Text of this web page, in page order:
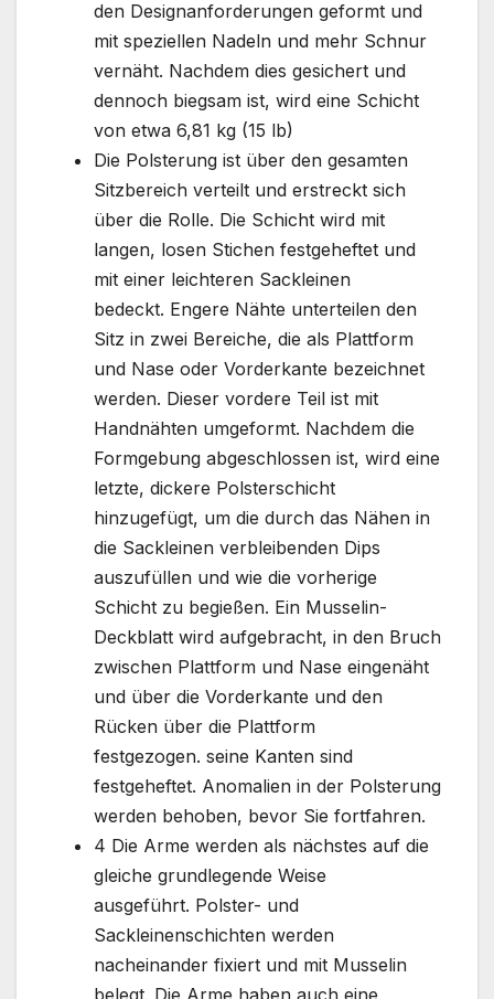
den Designanforderungen geformt und
mit speziellen Nadeln und mehr Schnur
vernäht. Nachdem dies gesichert und
dennoch biegsam ist, wird eine Schicht
von etwa 6,81 kg (15 lb)
Die Polsterung ist über den gesamten
Sitzbereich verteilt und erstreckt sich
über die Rolle. Die Schicht wird mit
langen, losen Stichen festgeheftet und
mit einer leichteren Sackleinen
bedeckt. Engere Nähte unterteilen den
Sitz in zwei Bereiche, die als Plattform
und Nase oder Vorderkante bezeichnet
werden. Dieser vordere Teil ist mit
Handnähten umgeformt. Nachdem die
Formgebung abgeschlossen ist, wird eine
letzte, dickere Polsterschicht
hinzugefügt, um die durch das Nähen in
die Sackleinen verbleibenden Dips
auszufüllen und wie die vorherige
Schicht zu begießen. Ein Musselin-
Deckblatt wird aufgebracht, in den Bruch
zwischen Plattform und Nase eingenäht
und über die Vorderkante und den
Rücken über die Plattform
festgezogen. seine Kanten sind
festgeheftet. Anomalien in der Polsterung
werden behoben, bevor Sie fortfahren.
4 Die Arme werden als nächstes auf die
gleiche grundlegende Weise
ausgeführt. Polster- und
Sackleinenschichten werden
nacheinander fixiert und mit Musselin
belegt. Die Arme haben auch eine